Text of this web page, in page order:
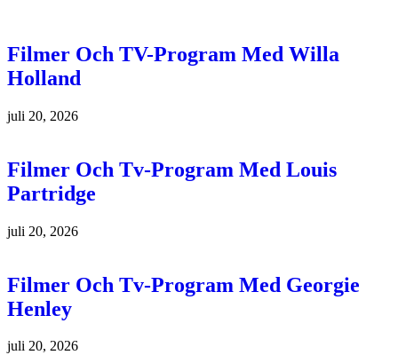
Filmer Och TV-Program Med Willa
Holland
juli 20, 2026
Filmer Och Tv-Program Med Louis
Partridge
juli 20, 2026
Filmer Och Tv-Program Med Georgie
Henley
juli 20, 2026